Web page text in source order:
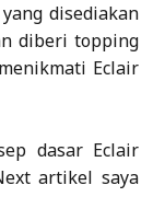
disediakan
diberi topping
Eclair
dasar Eclair
artikel saya